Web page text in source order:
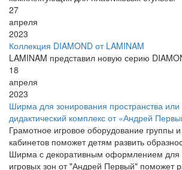
27
апреля
2023
Коллекция DIAMOND от LAMINAM
LAMINAM представил новую серию
18
апреля
2023
Ширма для зонирования пространства
дидактический комплекс от «Андрей
Грамотное игровое оборудование группы
кабинетов поможет детям развить
Ширма с декоративным оформлением для
игровых зон от "Андрей Первый" поможет